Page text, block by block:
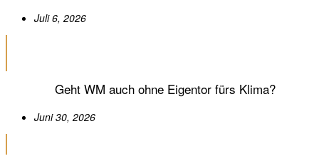
Juli 6, 2026
Geht WM auch ohne Eigentor fürs Klima?
Juni 30, 2026